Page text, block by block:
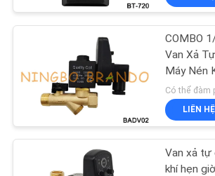
TRANG
CHÍNH
SÁCH
BẢO
Van Solenoid
lạnh
COMBO
Van Xả
Máy Nén
AC220V
Có thể đàm
LIÊN HỆ
Van xả tự
khí hẹn